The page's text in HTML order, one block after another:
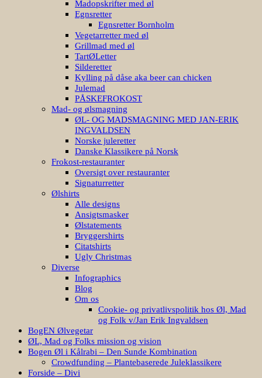
Madopskrifter med øl
Egnsretter
Egnsretter Bornholm
Vegetarretter med øl
Grillmad med øl
TartØLetter
Silderetter
Kylling på dåse aka beer can chicken
Julemad
PÅSKEFROKOST
Mad- og ølsmagning
ØL- OG MADSMAGNING MED JAN-ERIK
INGVALDSEN
Norske juleretter
Danske Klassikere på Norsk
Frokost-restauranter
Oversigt over restauranter
Signaturretter
Ølshirts
Alle designs
Ansigtsmasker
Ølstatements
Bryggershirts
Citatshirts
Ugly Christmas
Diverse
Infographics
Blog
Om os
Cookie- og privatlivspolitik hos Øl, Mad
og Folk v/Jan Erik Ingvaldsen
BogEN Ølvegetar
ØL, Mad og Folks mission og vision
Bogen Øl i Kålrabi – Den Sunde Kombination
Crowdfunding – Plantebaserede Juleklassikere
Forside – Divi